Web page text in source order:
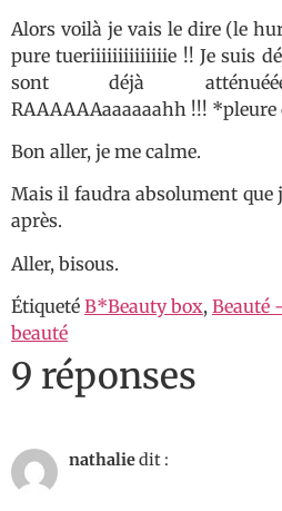
Alors voilà je vais le dire (le
pure tueriiiiiiiiiiiiiie !! Je suis
sont déjà
RAAAAAAaaaaaahh !!! *pleure
Bon aller, je me calme.
Mais il faudra absolument que
après.
Aller, bisous.
Étiqueté B*Beauty box, Beauté
beauté
9 réponses
nathaliedit :